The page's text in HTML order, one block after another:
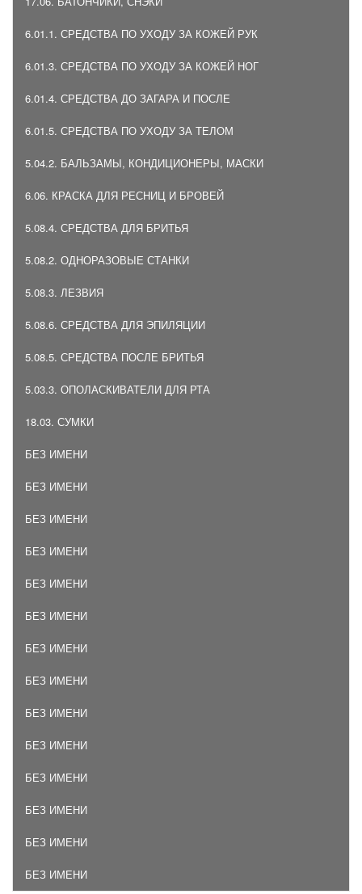
6.01.1. СРЕДСТВА ПО УХОДУ ЗА КОЖЕЙ РУК
6.01.3. СРЕДСТВА ПО УХОДУ ЗА КОЖЕЙ НОГ
6.01.4. СРЕДСТВА ДО ЗАГАРА И ПОСЛЕ
6.01.5. СРЕДСТВА ПО УХОДУ ЗА ТЕЛОМ
5.04.2. БАЛЬЗАМЫ, КОНДИЦИОНЕРЫ, МАСКИ
6.06. КРАСКА ДЛЯ РЕСНИЦ И БРОВЕЙ
5.08.4. СРЕДСТВА ДЛЯ БРИТЬЯ
5.08.2. ОДНОРАЗОВЫЕ СТАНКИ
5.08.3. ЛЕЗВИЯ
5.08.6. СРЕДСТВА ДЛЯ ЭПИЛЯЦИИ
5.08.5. СРЕДСТВА ПОСЛЕ БРИТЬЯ
5.03.3. ОПОЛАСКИВАТЕЛИ ДЛЯ РТА
18.03. СУМКИ
БЕЗ ИМЕНИ
БЕЗ ИМЕНИ
БЕЗ ИМЕНИ
БЕЗ ИМЕНИ
БЕЗ ИМЕНИ
БЕЗ ИМЕНИ
БЕЗ ИМЕНИ
БЕЗ ИМЕНИ
БЕЗ ИМЕНИ
БЕЗ ИМЕНИ
БЕЗ ИМЕНИ
БЕЗ ИМЕНИ
БЕЗ ИМЕНИ
БЕЗ ИМЕНИ